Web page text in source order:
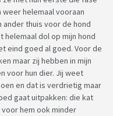
helemaal vooraan
ander thuis voor de hond
helemaal dol op mijn hond
eind goed al goed. Voor de
maar zij hebben in mijn
voor hun dier. Jij weet
en dat is verdrietig maar
gaat uitpakken: die kat
hem ook minder